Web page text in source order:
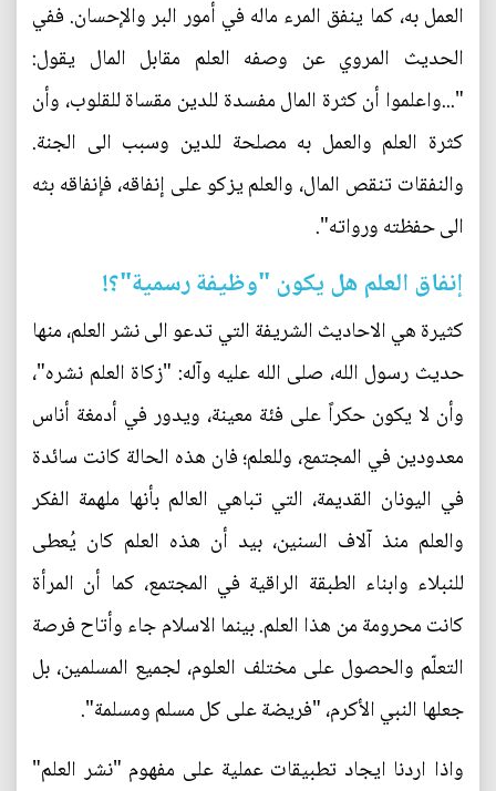
العمل به، كما ينفق المرء ماله في أمور البر والإحسان. ففي
الحديث المروي عن وصفه العلم مقابل المال يقول:
"...واعلموا أن كثرة المال مفسدة للدين مقساة للقلوب، وأن
كثرة العلم والعمل به مصلحة للدين وسبب الى الجنة.
والنفقات تنقص المال، والعلم يزكو على إنفاقه، فإنفاقه بثه
الى حفظته ورواته".
إنفاق العلم هل يكون "وظيفة رسمية"؟!
كثيرة هي الاحاديث الشريفة التي تدعو الى نشر العلم، منها
حديث رسول الله، صلى الله عليه وآله: "زكاة العلم نشره"،
وأن لا يكون حكراً على فئة معينة، ويدور في أدمغة أناس
معدودين في المجتمع، وللعلم؛ فان هذه الحالة كانت سائدة
في اليونان القديمة، التي تباهي العالم بأنها ملهمة الفكر
والعلم منذ آلاف السنين، بيد أن هذه العلم كان يُعطى
للنبلاء وابناء الطبقة الراقية في المجتمع، كما أن المرأة
كانت محرومة من هذا العلم. بينما الاسلام جاء وأتاح فرصة
التعلّم والحصول على مختلف العلوم، لجميع المسلمين، بل
جعلها النبي الأكرم، "فريضة على كل مسلم ومسلمة".
واذا اردنا ايجاد تطبيقات عملية على مفهوم "نشر العلم"